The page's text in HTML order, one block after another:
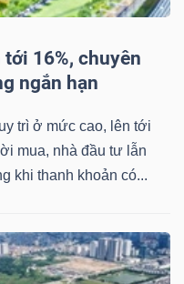
16%, chuyên
ngắn hạn
trì ở mức cao, lên tới
mua, nhà đầu tư lẫn
khi thanh khoản có...